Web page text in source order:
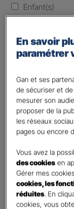
Enfant(s)
Laissez vide ou indiquez
Vos
Etes-vous déjà
Oui
Non
Civilité
Madame
Monsieur
Contact*
En savoir
paramétrer
Gan et ses
de sécuriser et
mesurer son
proposer de la
les réseaux
pages ou encore
Vous avez la
des cookies en
Gérer mes
cookies, les
réduites. En
cookies, vous